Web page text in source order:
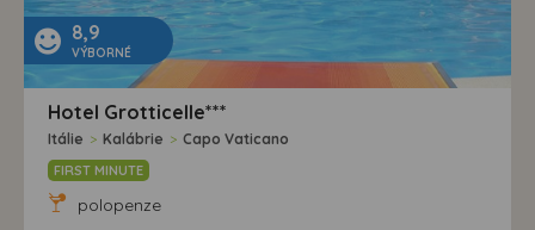
8,9
VÝBORNÉ
Hotel Grotticelle***
Itálie > Kalábrie > Capo Vaticano
FIRST MINUTE
polopenze